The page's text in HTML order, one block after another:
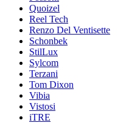
Quoizel
Reel Tech
Renzo Del Ventisette
Schonbek
StilLux
Sylcom
Terzani
Tom Dixon
Vibia
Vistosi
iTRE